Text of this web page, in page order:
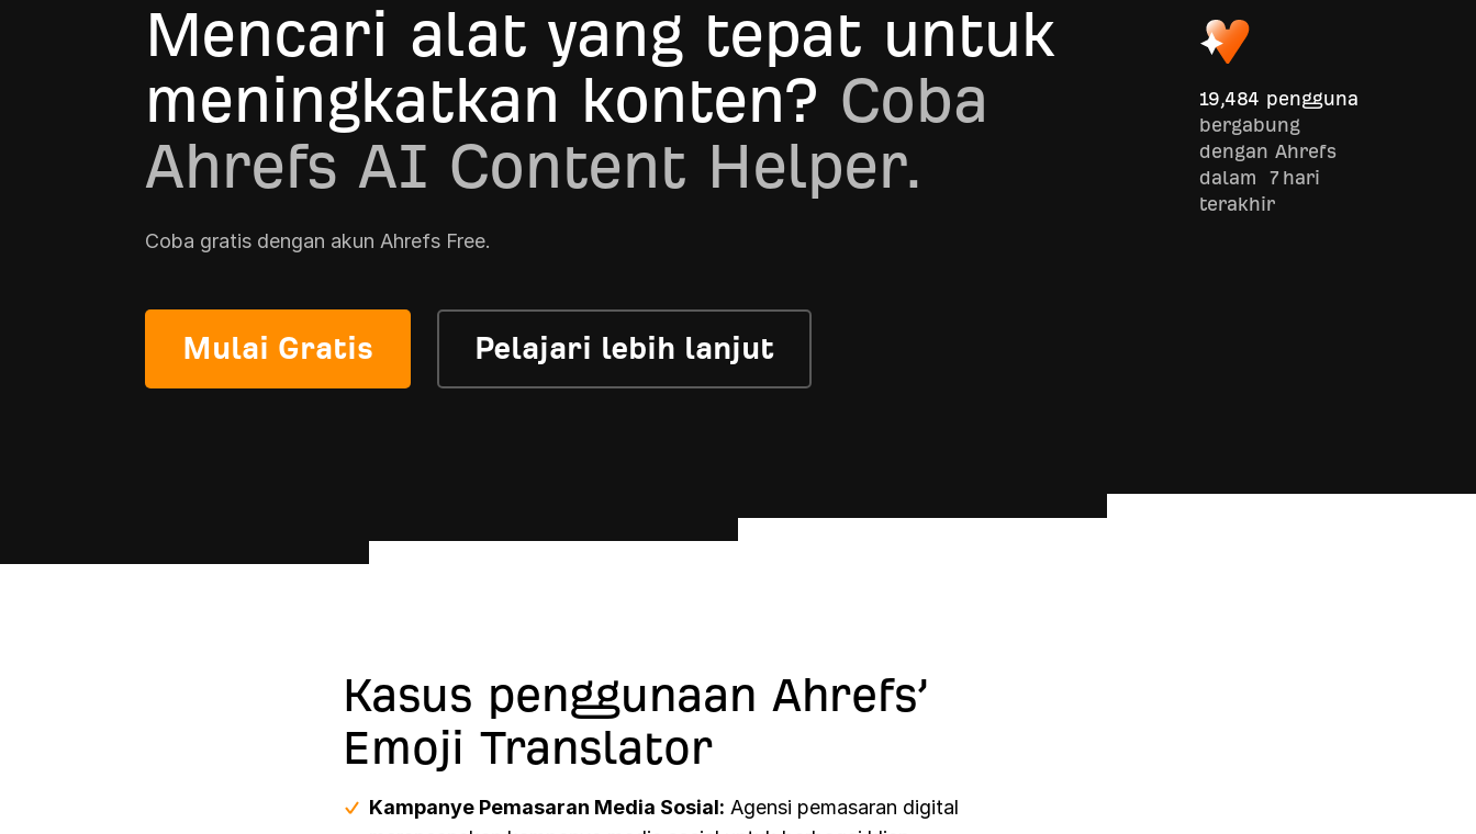
Mencari alat yang tepat untuk
meningkatkan konten? Coba
Ahrefs AI Content Helper.
Coba gratis dengan akun Ahrefs Free.
19,484 pengguna
bergabung
dengan Ahrefs
dalam 7 hari
terakhir
Mulai Gratis Pelajari lebih lanjut
Kasus penggunaan Ahrefs’
Emoji Translator
Kampanye Pemasaran Media Sosial: Agensi pemasaran digital